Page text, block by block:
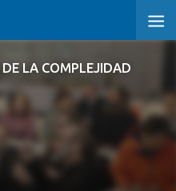
LA COMPLEJIDAD
DE LA